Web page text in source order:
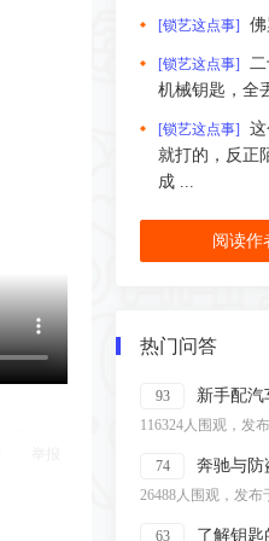
[锁艺这点事] 佛
[锁艺这点事]
机械钥匙，全
[锁艺这点事]
就打的，反正
成 ...
阅读作
热门问答
93 新手配汽
116324人围观，发
74 奔驰与防
26488人围观，发布
63 了解钥匙